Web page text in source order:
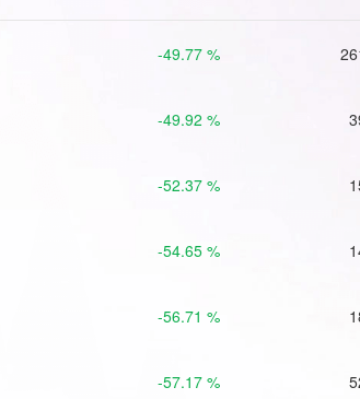
-49.77 %
-49.92 %
-52.37 %
-54.65 %
-56.71 %
-57.17 %